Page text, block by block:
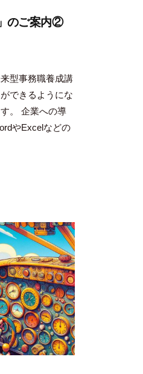
のご案内②
型事務職養成講
できるようにな
。 企業への導
やExcelなどの